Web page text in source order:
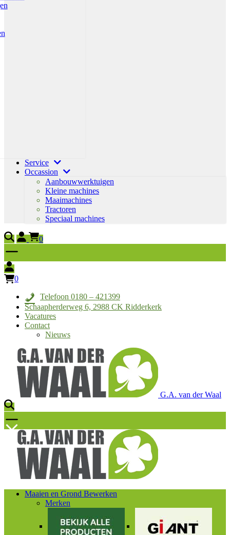
Service
Occassion
Aanbouwwerktuigen
Kleine machines
Maaimachines
Tractoren
Speciaal machines
0
0
Telefoon 0180 – 421399
Schaapherderweg 6, 2988 CK Ridderkerk
Vacatures
Contact
Nieuws
G.A. van der Waal
Maaien en Grond Bewerken
Merken